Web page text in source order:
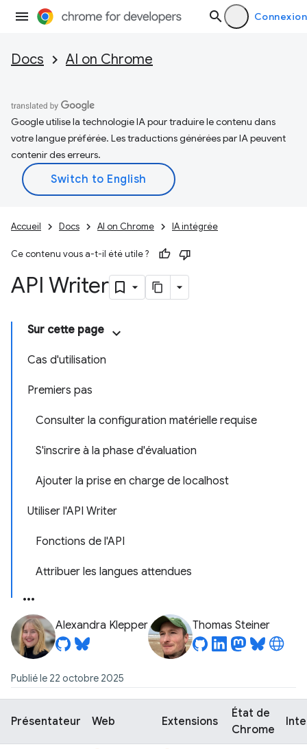
Connexion
Docs AI on Chrome
Google utilise la technologie IA pour traduire le contenu dans
votre langue préférée. Les traductions générées par IA peuvent
contenir des erreurs.
Accueil Docs AI on Chrome IA intégrée
Ce contenu vous a-t-il été utile ?
API Writer
Sur cette page
Cas d'utilisation
Premiers pas
Consulter la configuration matérielle requise
S'inscrire à la phase d'évaluation
Ajouter la prise en charge de localhost
Utiliser l'API Writer
Fonctions de l'API
Attribuer les langues attendues
Alexandra Klepper Thomas Steiner
Publié le 22 octobre 2025
Présentateur Web Extensions
État de
Chrome